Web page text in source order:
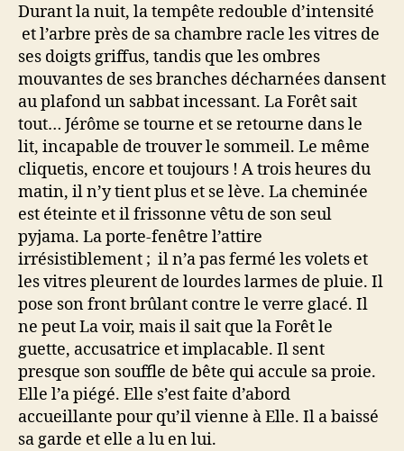
Durant la nuit, la tempête redouble d’intensité
et l’arbre près de sa chambre racle les vitres de
ses doigts griffus, tandis que les ombres
mouvantes de ses branches décharnées dansent
au plafond un sabbat incessant. La Forêt sait
tout… Jérôme se tourne et se retourne dans le
lit, incapable de trouver le sommeil. Le même
cliquetis, encore et toujours ! A trois heures du
matin, il n’y tient plus et se lève. La cheminée
est éteinte et il frissonne vêtu de son seul
pyjama. La porte-fenêtre l’attire
irrésistiblement ; il n’a pas fermé les volets et
les vitres pleurent de lourdes larmes de pluie. Il
pose son front brûlant contre le verre glacé. Il
ne peut La voir, mais il sait que la Forêt le
guette, accusatrice et implacable. Il sent
presque son souffle de bête qui accule sa proie.
Elle l’a piégé. Elle s’est faite d’abord
accueillante pour qu’il vienne à Elle. Il a baissé
sa garde et elle a lu en lui.